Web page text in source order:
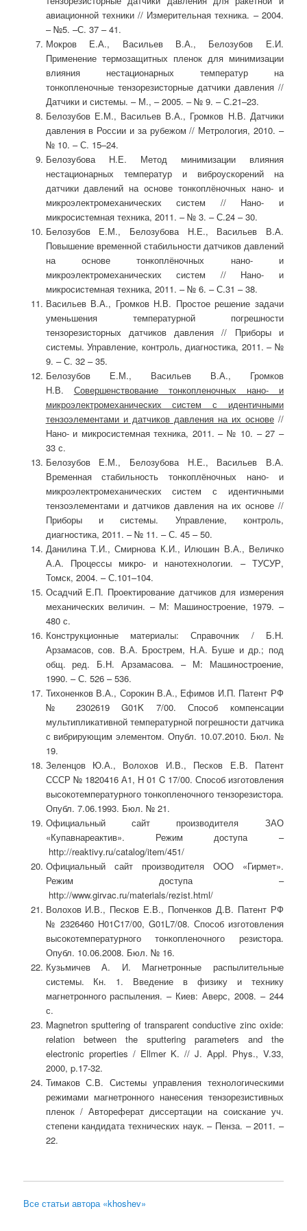
авиационной техники // Измерительная техника. – 2004.
– №5. –С. 37 – 41.
Мокров Е.А., Васильев В.А., Белозубов Е.И.
Применение термозащитных пленок для минимизации
влияния нестационарных температур на
тонкопленочные тензорезисторные датчики давления //
Датчики и системы. – М., – 2005. – № 9. – С.21–23.
Белозубов Е.М., Васильев В.А., Громков Н.В. Датчики
давления в России и за рубежом // Метрология, 2010. –
№ 10. – С. 15–24.
Белозубова Н.Е. Метод минимизации влияния
нестационарных температур и виброускорений на
датчики давлений на основе тонкоплёночных нано- и
микроэлектромеханических систем // Нано- и
микросистемная техника, 2011. – № 3. – С.24 – 30.
Белозубов Е.М., Белозубова Н.Е., Васильев В.А.
Повышение временной стабильности датчиков давлений
на основе тонкоплёночных нано- и
микроэлектромеханических систем // Нано- и
микросистемная техника, 2011. – № 6. – С.31 – 38.
Васильев В.А., Громков Н.В. Простое решение задачи
уменьшения температурной погрешности
тензорезисторных датчиков давления // Приборы и
системы. Управление, контроль, диагностика, 2011. – №
9. – С. 32 – 35.
Белозубов Е.М., Васильев В.А., Громков
Н.В. Совершенствование тонкопленочных нано- и
микроэлектромеханических систем с идентичными
тензоэлементами и датчиков давления на их основе//
Нано- и микросистемная техника, 2011. – № 10. – 27 –
33 с.
Белозубов Е.М., Белозубова Н.Е., Васильев В.А.
Временная стабильность тонкоплёночных нано- и
микроэлектромеханических систем с идентичными
тензоэлементами и датчиков давления на их основе //
Приборы и системы. Управление, контроль,
диагностика, 2011. – № 11. – С. 45 – 50.
Данилина Т.И., Смирнова К.И., Илюшин В.А., Величко
А.А. Процессы микро- и нанотехнологии. – ТУСУР,
Томск, 2004. – С.101–104.
Осадчий Е.П. Проектирование датчиков для измерения
механических величин. – М: Машиностроение, 1979. –
480 с.
Конструкционные материалы: Справочник / Б.Н.
Арзамасов, сов. В.А. Брострем, Н.А. Буше и др.; под
общ. ред. Б.Н. Арзамасова. – М: Машиностроение,
1990. – С. 526 – 536.
Тихоненков В.А., Сорокин В.А., Ефимов И.П. Патент РФ
№ 2302619 G01K 7/00. Способ компенсации
мультипликативной температурной погрешности датчика
с вибрирующим элементом. Опубл. 10.07.2010. Бюл. №
19.
Зеленцов Ю.А., Волохов И.В., Песков Е.В. Патент
СССР № 1820416 А1, H 01 C 17/00. Способ изготовления
высокотемпературного тонкопленочного тензорезистора.
Опубл. 7.06.1993. Бюл. № 21.
Официальный сайт производителя ЗАО
«Купавнареактив».
Режим доступа –
http://reaktivy.ru/catalog/item/451/
Официальный сайт производителя ООО «Гирмет».
Режим доступа –
http://www.girvac.ru/materials/rezist.html/
Волохов И.В., Песков Е.В., Попченков Д.В. Патент РФ
№ 2326460 H01C17/00, G01L7/08. Способ изготовления
высокотемпературного тонкопленочного резистора.
Опубл. 10.06.2008. Бюл. № 16.
Кузьмичев А. И. Магнетронные распылительные
системы. Кн. 1. Введение в физику и технику
магнетронного распыления. – Киев: Аверс, 2008. – 244
с.
Magnetron sputtering of transparent conductive zinc oxide:
relation between the sputtering parameters and the
electronic properties / Ellmer K. // J. Appl. Phys., V.33,
2000, p.17-32.
Тимаков С.В. Системы управления технологическими
режимами магнетронного нанесения тензорезистивных
пленок / Автореферат диссертации на соискание уч.
степени кандидата технических наук. – Пенза. – 2011. –
22.
Все статьи автора «khoshev»